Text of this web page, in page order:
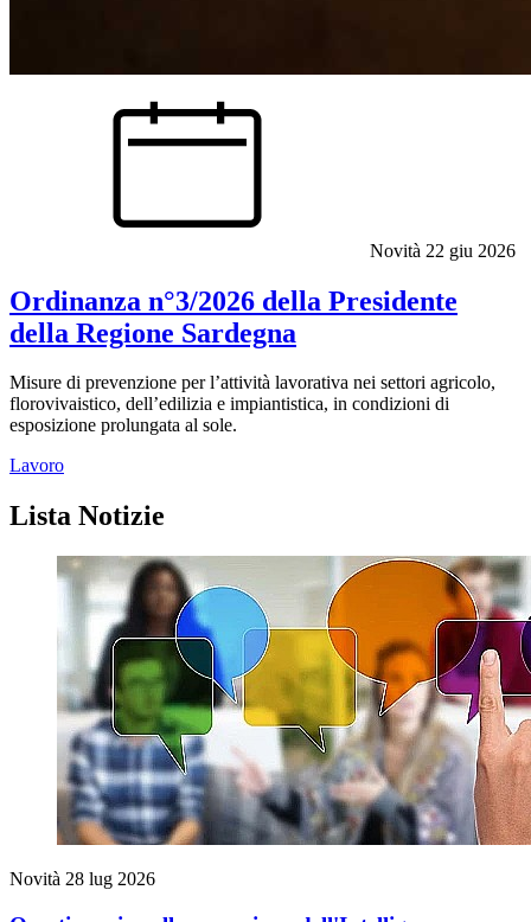
Novità 22 giu 2026
Ordinanza n°3/2026 della Presidente
della Regione Sardegna
Misure di prevenzione per l’attività lavorativa nei settori agricolo,
florovivaistico, dell’edilizia e impiantistica, in condizioni di
esposizione prolungata al sole.
Lavoro
Lista Notizie
Novità 28 lug 2026